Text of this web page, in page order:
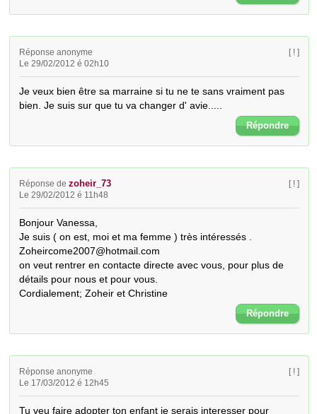
Réponse anonyme
Le 29/02/2012 é 02h10
[ ! ]
Je veux bien être sa marraine si tu ne te sans vraiment pas
bien. Je suis sur que tu va changer d' avie.....
Répondre
Réponse dezoheir_73
Le 29/02/2012 é 11h48
[ ! ]
Bonjour Vanessa,
Je suis ( on est, moi et ma femme ) très intéressés .
Zoheircome2007@hotmail.com
on veut rentrer en contacte directe avec vous, pour plus de
détails pour nous et pour vous.
Cordialement; Zoheir et Christine
Répondre
Réponse anonyme
Le 17/03/2012 é 12h45
[ ! ]
Tu veu faire adopter ton enfant je serais interesser pour